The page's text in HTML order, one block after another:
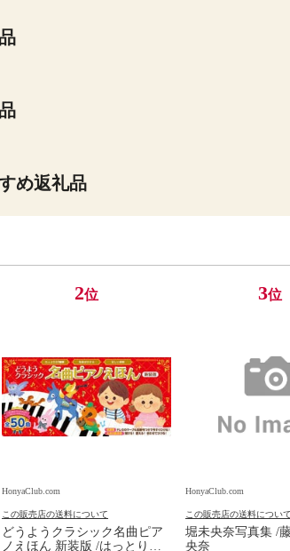
め返礼品
2位
HonyaClub.com
この販売店の送料について
どうようクラシック名曲ピア
ノえほん 新装版 /はっとりな
3位
HonyaClub.com
この販売店の送料につい
堀未央奈写真集 /
央奈